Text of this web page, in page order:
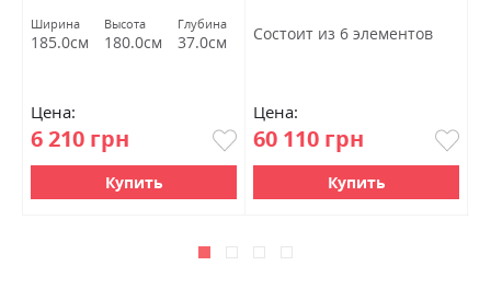
Ширина
185.0см
Высота
180.0см
Глубина
37.0см
Цена:
6 210 грн
Купить
Состоит из 6 элементов
Цена:
60 110 грн
Купить